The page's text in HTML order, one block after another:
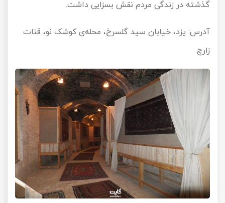
گذشته در زندگی مردم نقش بسزایی داشت.
آدرس: یزد، خیابان سید گلسرخ، محله‌ی کوشک نو، قنات
زارچ